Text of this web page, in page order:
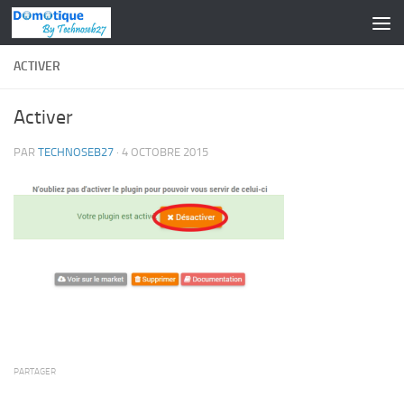
Skip to content
ACTIVER
Activer
PAR TECHNOSEB27 · 4 OCTOBRE 2015
PARTAGER